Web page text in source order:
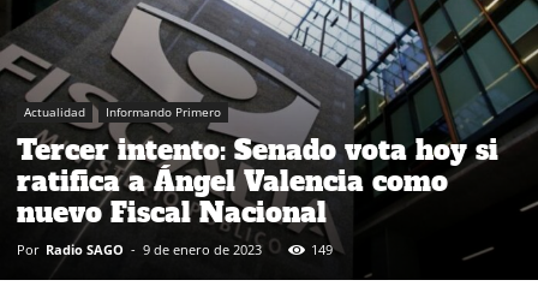
Actualidad Informando Primero
Tercer intento: Senado vota hoy si
ratifica a Ángel Valencia como
nuevo Fiscal Nacional
Por Radio SAGO - 9 de enero de 2023 149